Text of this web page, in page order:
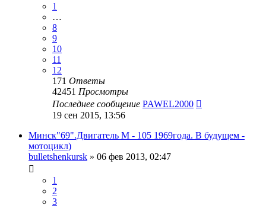
1
…
8
9
10
11
12
171 Ответы
42451 Просмотры
Последнее сообщение PAWEL2000
19 сен 2015, 13:56
Минск"69".Двигатель М - 105 1969года. В будущем -
мотоцикл)
bulletshenkursk » 06 фев 2013, 02:47
1
2
3